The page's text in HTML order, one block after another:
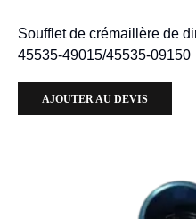
Soufflet de crémaillère de
45535-49015/45535-09150
AJOUTER AU DEVIS